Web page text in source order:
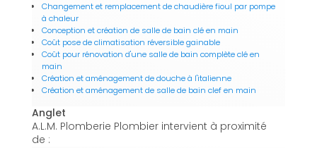
Changement et remplacement de chaudière fioul par pompe
à chaleur
Conception et création de salle de bain clé en main
Coût pose de climatisation réversible gainable
Coût pour rénovation d'une salle de bain complète clé en
main
Création et aménagement de douche à l'italienne
Création et aménagement de salle de bain clef en main
Anglet
A.L.M. Plomberie Plombier intervient à proximité
de :